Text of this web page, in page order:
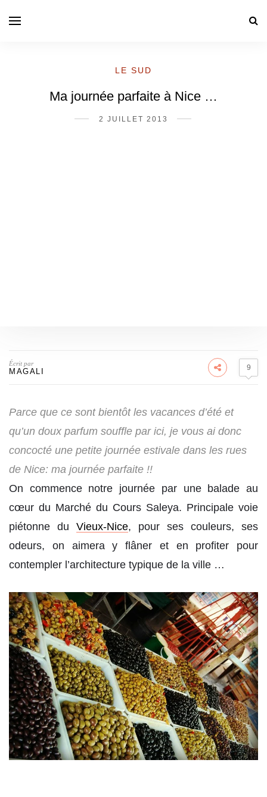
LE SUD
Ma journée parfaite à Nice …
2 JUILLET 2013
Écrit par
MAGALI 9
Parce que ce sont bientôt les vacances d’été et
qu’un doux parfum souffle par ici, je vous ai donc
concocté une petite journée estivale dans les rues
de Nice: ma journée parfaite !!
On commence notre journée par une balade au
cœur du Marché du Cours Saleya. Principale voie
piétonne du Vieux-Nice, pour ses couleurs, ses
odeurs, on aimera y flâner et en profiter pour
contempler l’architecture typique de la ville …